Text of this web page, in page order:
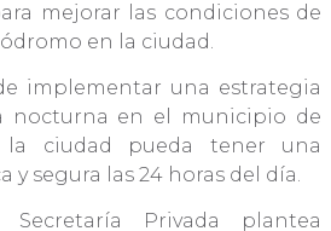
mejorar las condiciones de
en la ciudad.
implementar una estrategia
nocturna en el municipio de
la ciudad pueda tener una
y segura las 24 horas del día.
Privada plantea